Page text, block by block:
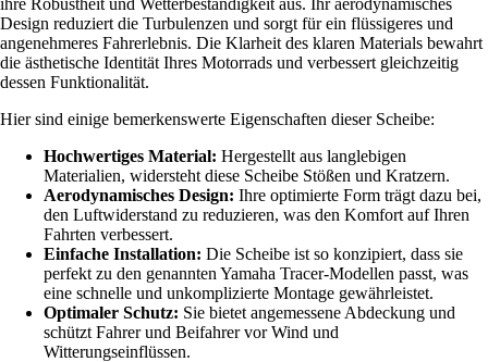
ihre Robustheit und Wetterbeständigkeit aus. Ihr aerodynamisches
Design reduziert die Turbulenzen und sorgt für ein flüssigeres und
angenehmeres Fahrerlebnis. Die Klarheit des klaren Materials bewahrt
die ästhetische Identität Ihres Motorrads und verbessert gleichzeitig
dessen Funktionalität.
Hier sind einige bemerkenswerte Eigenschaften dieser Scheibe:
Hochwertiges Material: Hergestellt aus langlebigen
Materialien, widersteht diese Scheibe Stößen und Kratzern.
Aerodynamisches Design: Ihre optimierte Form trägt dazu bei,
den Luftwiderstand zu reduzieren, was den Komfort auf Ihren
Fahrten verbessert.
Einfache Installation: Die Scheibe ist so konzipiert, dass sie
perfekt zu den genannten Yamaha Tracer-Modellen passt, was
eine schnelle und unkomplizierte Montage gewährleistet.
Optimaler Schutz: Sie bietet angemessene Abdeckung und
schützt Fahrer und Beifahrer vor Wind und
Witterungseinflüssen.